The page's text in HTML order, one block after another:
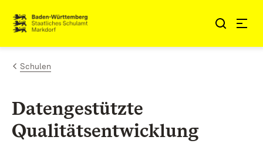
Zum Inhalt springen
Link zur Startseite
Schulen
Datengestützte
Qualitätsentwicklung